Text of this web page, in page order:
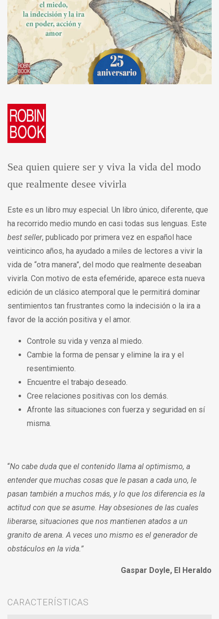
Sea quien quiere ser y viva la vida del modo
que realmente desee vivirla
Este es un libro muy especial. Un libro único, diferente, que
ha recorrido medio mundo en casi todas sus lenguas. Este
best seller, publicado por primera vez en español hace
veinticinco años, ha ayudado a miles de lectores a vivir la
vida de “otra manera”, del modo que realmente deseaban
vivirla. Con motivo de esta efeméride, aparece esta nueva
edición de un clásico atemporal que le permitirá dominar
sentimientos tan frustrantes como la indecisión o la ira a
favor de la acción positiva y el amor.
Controle su vida y venza al miedo.
Cambie la forma de pensar y elimine la ira y el
resentimiento.
Encuentre el trabajo deseado.
Cree relaciones positivas con los demás.
Afronte las situaciones con fuerza y seguridad en sí
misma.
“No cabe duda que el contenido llama al optimismo, a
entender que muchas cosas que le pasan a cada uno, le
pasan también a muchos más, y lo que los diferencia es la
actitud con que se asume. Hay obsesiones de las cuales
liberarse, situaciones que nos mantienen atados a un
granito de arena. A veces uno mismo es el generador de
obstáculos en la vida.”
Gaspar Doyle, El Heraldo
CARACTERÍSTICAS